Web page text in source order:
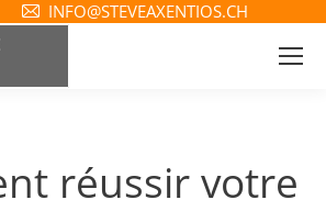
INFO@STEVEAXENTIOS.CH
réussir votre